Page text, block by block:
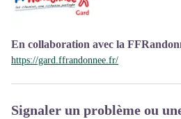
En collaboration avec la
https://gard.ffrandonnee.fr/
Signaler un problème ou